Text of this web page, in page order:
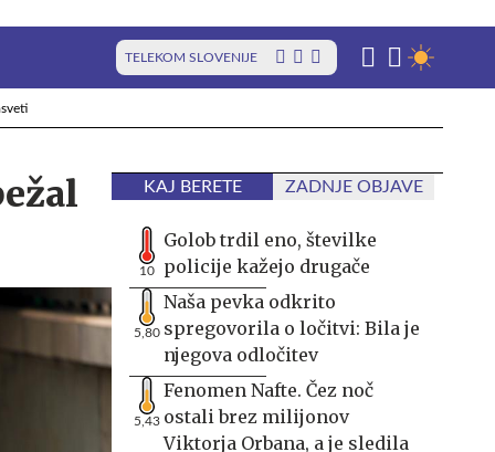
TELEKOM SLOVENIJE
KAJ BERETE ZADNJE OBJAVE
10
Golob trdil eno, številke
policije kažejo drugače
5,80
Naša pevka odkrito
spregovorila o ločitvi: Bila je
njegova odločitev
5,43
Fenomen Nafte. Čez noč
ostali brez milijonov
Viktorja Orbana, a je sledila